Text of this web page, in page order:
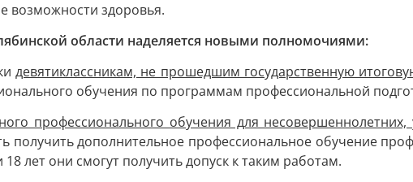
возможности здоровья.
области наделяется новыми полномочиями:
девятиклассникам, не прошедшим государственную
обучения по программам профессиональной
профессионального обучения для
получить дополнительное профессиональное обучение
лет они смогут получить допуск к таким работам.